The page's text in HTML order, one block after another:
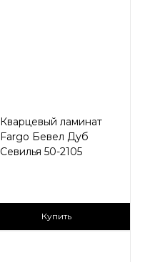
Кварцевый ламинат
Fargo Бевел Дуб
Севилья 50-2105
2
Купить